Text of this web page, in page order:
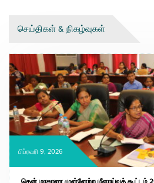
செய்திகள் & நிகழ்வுகள்
பிப்ரவரி 9, 2026
தென் மாகாண முன்னேற்ற மீளாய்வுக் கூட்டம்